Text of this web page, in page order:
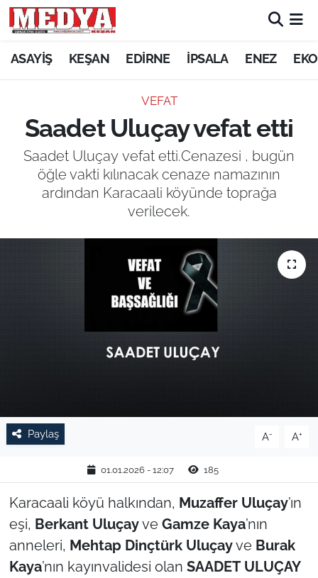
ASAYİŞ KEŞAN EDİRNE İPSALA ENEZ
VEFAT
Saadet Uluçay vefat etti
Saadet Uluçay vefat etti.Cenazesi , bugün
öğle vakti kılınacak cenaze namazının
ardından Karacaali köyünde toprağa
verilecek.
Paylaş A- A+
01.01.2026 - 12:07 185
Karacaali köyü halkından, Muzaffer Uluçay’ın
eşi, Berkant Uluçayve Gamze Kaya’nın
anneleri, Mehtap Dinçtürk Uluçayve Burak
Kaya’nın kayınvalidesi olan SAADET ULUÇAY
KEŞAN
ASAYİŞ
SİYASET
GÜNDEM
EKONOMİ
SAĞLIK
EĞİTİM
TARIM VE HAYVANCILIK
RESMİ İLAN
EDİRNE
TEKİRDAĞ